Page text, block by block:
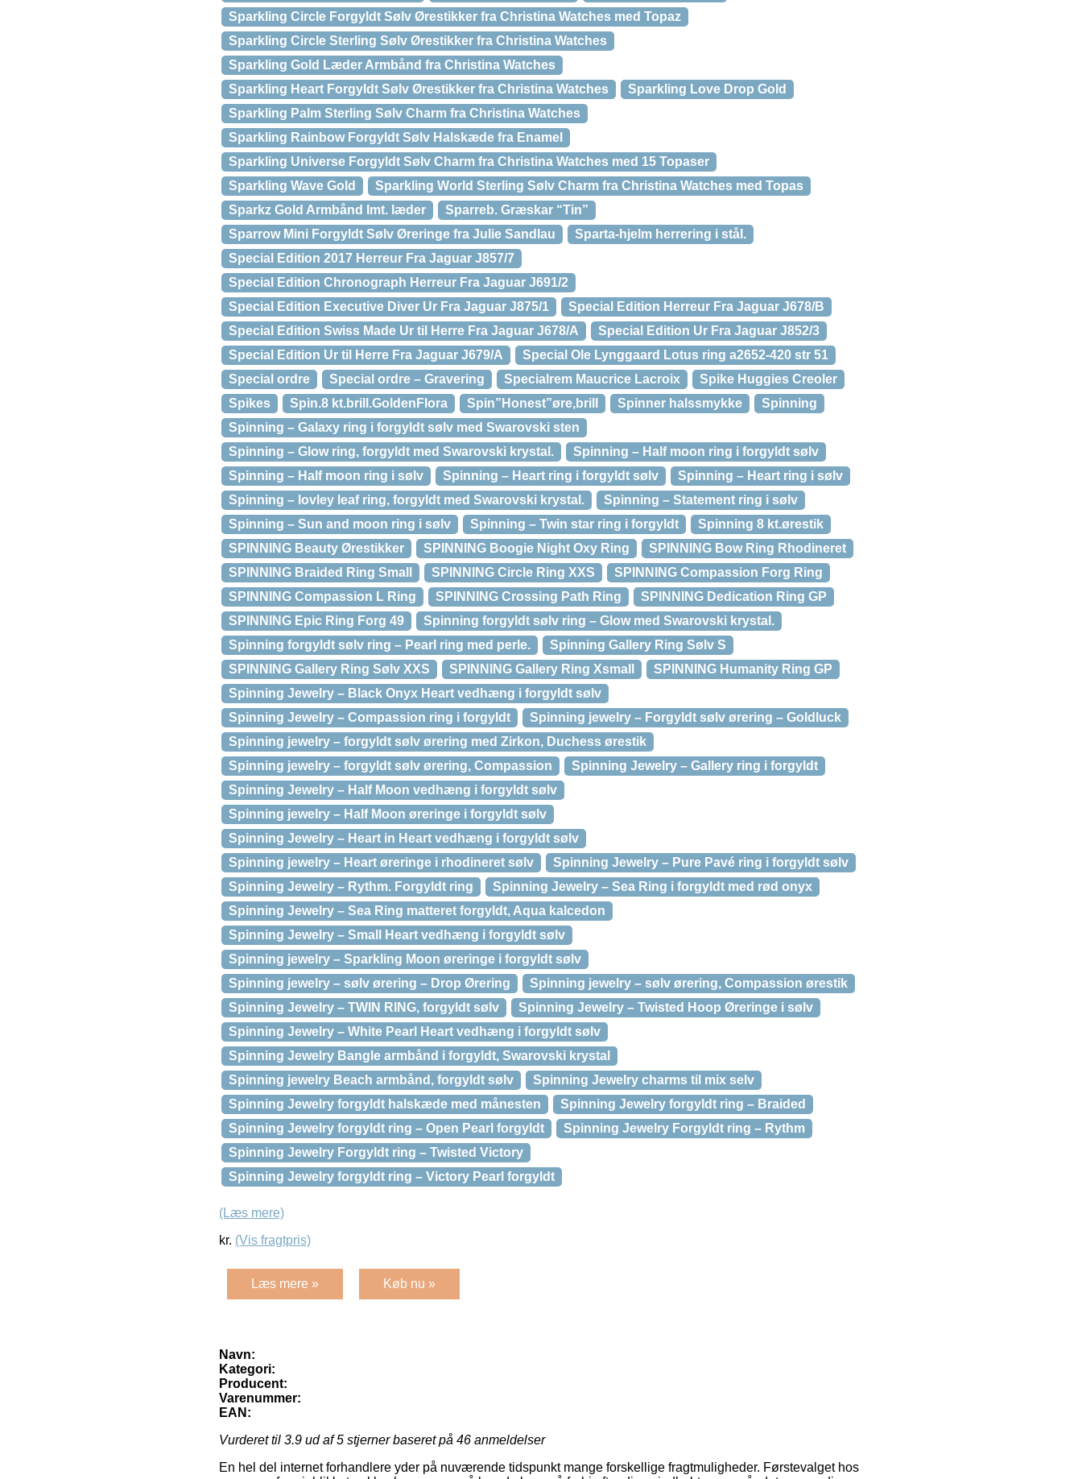
Sparkling Circle Forgyldt Sølv Ørestikker fra Christina Watches med Topaz
Sparkling Circle Sterling Sølv Ørestikker fra Christina Watches
Sparkling Gold Læder Armbånd fra Christina Watches
Sparkling Heart Forgyldt Sølv Ørestikker fra Christina Watches
Sparkling Love Drop Gold
Sparkling Palm Sterling Sølv Charm fra Christina Watches
Sparkling Rainbow Forgyldt Sølv Halskæde fra Enamel
Sparkling Universe Forgyldt Sølv Charm fra Christina Watches med 15 Topaser
Sparkling Wave Gold
Sparkling World Sterling Sølv Charm fra Christina Watches med Topas
Sparkz Gold Armbånd Imt. læder
Sparreb. Græskar “Tin”
Sparrow Mini Forgyldt Sølv Øreringe fra Julie Sandlau
Sparta-hjelm herrering i stål.
Special Edition 2017 Herreur Fra Jaguar J857/7
Special Edition Chronograph Herreur Fra Jaguar J691/2
Special Edition Executive Diver Ur Fra Jaguar J875/1
Special Edition Herreur Fra Jaguar J678/B
Special Edition Swiss Made Ur til Herre Fra Jaguar J678/A
Special Edition Ur Fra Jaguar J852/3
Special Edition Ur til Herre Fra Jaguar J679/A
Special Ole Lynggaard Lotus ring a2652-420 str 51
Special ordre
Special ordre – Gravering Specialrem Maucrice Lacroix
Spike Huggies Creoler
Spikes
Spin.8 kt.brill.GoldenFlora Spin”Honest”øre,brill Spinner halssmykke
Spinning
Spinning – Galaxy ring i forgyldt sølv med Swarovski sten
Spinning – Glow ring, forgyldt med Swarovski krystal.
Spinning – Half moon ring i forgyldt sølv
Spinning – Half moon ring i sølv
Spinning – Heart ring i forgyldt sølv
Spinning – Heart ring i sølv
Spinning – lovley leaf ring, forgyldt med Swarovski krystal.
Spinning – Statement ring i sølv
Spinning – Sun and moon ring i sølv
Spinning – Twin star ring i forgyldt
Spinning 8 kt.ørestik
SPINNING Beauty Ørestikker
SPINNING Boogie Night Oxy Ring
SPINNING Bow Ring Rhodineret
SPINNING Braided Ring Small
SPINNING Circle Ring XXS
SPINNING Compassion Forg Ring
SPINNING Compassion L Ring
SPINNING Crossing Path Ring
SPINNING Dedication Ring GP
SPINNING Epic Ring Forg 49
Spinning forgyldt sølv ring – Glow med Swarovski krystal.
Spinning forgyldt sølv ring – Pearl ring med perle.
Spinning Gallery Ring Sølv S
SPINNING Gallery Ring Sølv XXS
SPINNING Gallery Ring Xsmall
SPINNING Humanity Ring GP
Spinning Jewelry – Black Onyx Heart vedhæng i forgyldt sølv
Spinning Jewelry – Compassion ring i forgyldt
Spinning jewelry – Forgyldt sølv ørering – Goldluck
Spinning jewelry – forgyldt sølv ørering med Zirkon, Duchess ørestik
Spinning jewelry – forgyldt sølv ørering, Compassion
Spinning Jewelry – Gallery ring i forgyldt
Spinning Jewelry – Half Moon vedhæng i forgyldt sølv
Spinning jewelry – Half Moon øreringe i forgyldt sølv
Spinning Jewelry – Heart in Heart vedhæng i forgyldt sølv
Spinning jewelry – Heart øreringe i rhodineret sølv
Spinning Jewelry – Pure Pavé ring i forgyldt sølv
Spinning Jewelry – Rythm. Forgyldt ring
Spinning Jewelry – Sea Ring i forgyldt med rød onyx
Spinning Jewelry – Sea Ring matteret forgyldt, Aqua kalcedon
Spinning Jewelry – Small Heart vedhæng i forgyldt sølv
Spinning jewelry – Sparkling Moon øreringe i forgyldt sølv
Spinning jewelry – sølv ørering – Drop Ørering
Spinning jewelry – sølv ørering, Compassion ørestik
Spinning Jewelry – TWIN RING, forgyldt sølv
Spinning Jewelry – Twisted Hoop Øreringe i sølv
Spinning Jewelry – White Pearl Heart vedhæng i forgyldt sølv
Spinning Jewelry Bangle armbånd i forgyldt, Swarovski krystal
Spinning jewelry Beach armbånd, forgyldt sølv
Spinning Jewelry charms til mix selv
Spinning Jewelry forgyldt halskæde med månesten
Spinning Jewelry forgyldt ring – Braided
Spinning Jewelry forgyldt ring – Open Pearl forgyldt
Spinning Jewelry Forgyldt ring – Rythm
Spinning Jewelry Forgyldt ring – Twisted Victory
Spinning Jewelry forgyldt ring – Victory Pearl forgyldt
(Læs mere)
kr. (Vis fragtpris)
Læs mere » Køb nu »
Navn:
Kategori:
Producent:
Varenummer:
EAN:
Vurderet til 3.9 ud af 5 stjerner baseret på 46 anmeldelser
En hel del internet forhandlere yder på nuværende tidspunkt mange forskellige fragtmuligheder. Førstevalget hos